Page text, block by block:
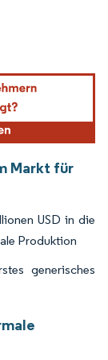
Markt für
USD in die
Produktion
generisches